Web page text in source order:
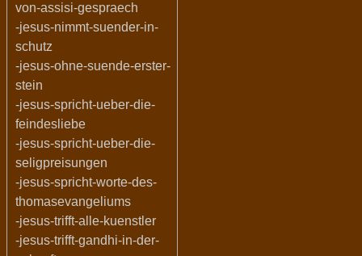
von-assisi-gespraech
-jesus-nimmt-suender-in-
schutz
-jesus-ohne-suende-erster-
stein
-jesus-spricht-ueber-die-
feindesliebe
-jesus-spricht-ueber-die-
seligpreisungen
-jesus-spricht-worte-des-
thomasevangeliums
-jesus-trifft-alle-kuenstler
-jesus-trifft-gandhi-in-der-